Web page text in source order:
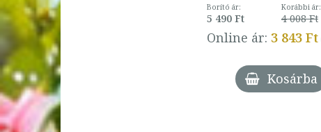
Borító ár:
5 490 Ft
Korábbi ár:
4 008 Ft
Online ár: 3 843 Ft
Kosárba